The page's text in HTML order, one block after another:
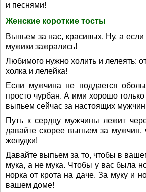
и песнями!
Женские короткие тосты
Выпьем за нас, красивых. Ну, а
мужики зажрались!
Любимого нужно холить и лелеять: от
холка и лелейка!
Если мужчина не поддается
просто чурбан. А ими хорошо
выпьем сейчас за настоящих
Путь к сердцу мужчины лежит
давайте скорее выпьем за мужчин,
желудки!
Давайте выпьем за то, чтобы в
мука, а не мука. Чтобы у вас была
норка от крота на даче. За муку и
вашем доме!